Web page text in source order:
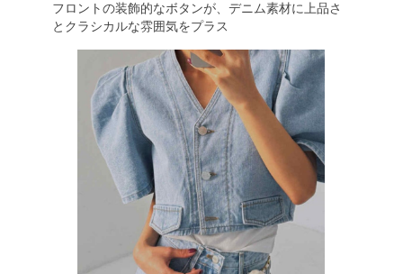
フロントの装飾的なボタンが、デニム素材に上品さ
とクラシカルな雰囲気をプラス